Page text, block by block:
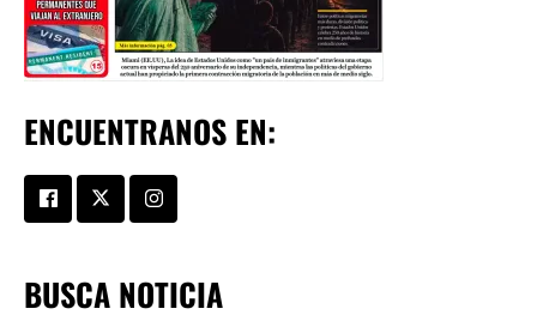
ENCUENTRANOS EN:
BUSCA NOTICIA